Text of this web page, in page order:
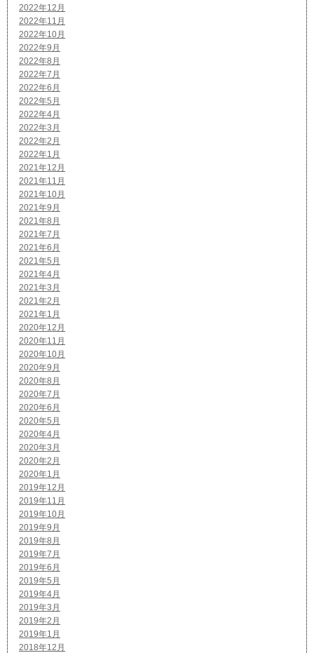
2022年12月
2022年11月
2022年10月
2022年9月
2022年8月
2022年7月
2022年6月
2022年5月
2022年4月
2022年3月
2022年2月
2022年1月
2021年12月
2021年11月
2021年10月
2021年9月
2021年8月
2021年7月
2021年6月
2021年5月
2021年4月
2021年3月
2021年2月
2021年1月
2020年12月
2020年11月
2020年10月
2020年9月
2020年8月
2020年7月
2020年6月
2020年5月
2020年4月
2020年3月
2020年2月
2020年1月
2019年12月
2019年11月
2019年10月
2019年9月
2019年8月
2019年7月
2019年6月
2019年5月
2019年4月
2019年3月
2019年2月
2019年1月
2018年12月